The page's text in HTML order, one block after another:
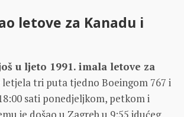
letove za Kanadu i
u ljeto 1991. imala letove za
letjela tri puta tjedno Boeingom 767 i
sati ponedjeljkom, petkom i
je došao u Zagreb u 9:55 idućeg